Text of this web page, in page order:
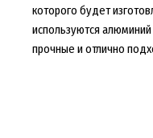
которого будет
используются алюминий
прочные и отлично